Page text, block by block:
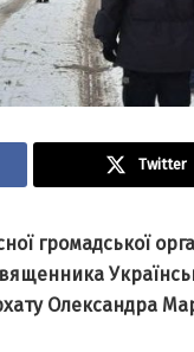
Twitter
громадської
Олександра